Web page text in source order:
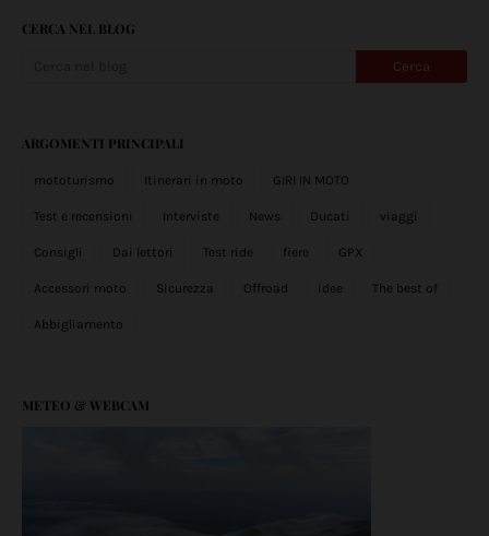
CERCA NEL BLOG
ARGOMENTI PRINCIPALI
mototurismo Itinerari in moto GIRI IN MOTO
Test e recensioni Interviste News Ducati viaggi
Consigli Dai lettori Test ride fiere GPX
Accessori moto Sicurezza Offroad idee The best of
Abbigliamento
METEO & WEBCAM